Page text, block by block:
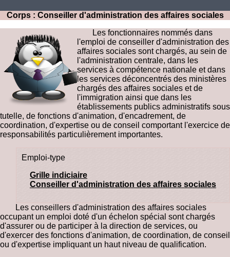
Corps : Conseiller d'administration des affaires sociales
Les fonctionnaires nommés dans
l'emploi de conseiller d'administration des
affaires sociales sont chargés, au sein de
l'administration centrale, dans les
services à compétence nationale et dans
les services déconcentrés des ministères
chargés des affaires sociales et de
l'immigration ainsi que dans les
établissements publics administratifs sous
tutelle, de fonctions d'animation, d'encadrement, de
coordination, d'expertise ou de conseil comportant l'exercice de
responsabilités particulièrement importantes.
Emploi-type
Grille indiciaire
Conseiller d'administration des affaires sociales
Les conseillers d'administration des affaires sociales
occupant un emploi doté d'un échelon spécial sont chargés
d'assurer ou de participer à la direction de services, ou
d'exercer des fonctions d'animation, de coordination, de conseil
ou d'expertise impliquant un haut niveau de qualification.